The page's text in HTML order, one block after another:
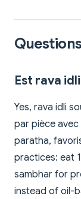
Est rava
Yes, rava idli
par pièce
paratha,
practices: eat
sambhar for
instead of oil-